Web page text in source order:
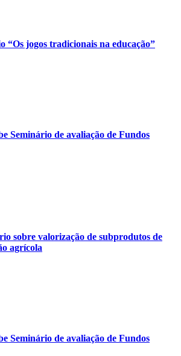
“Os jogos tradicionais na educação”
Seminário de avaliação de Fundos
sobre valorização de subprodutos de
agrícola
Seminário de avaliação de Fundos